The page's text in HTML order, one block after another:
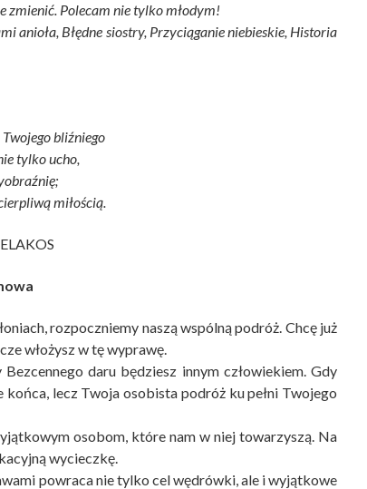
zmienić. Polecam nie tylko młodym!
anioła, Błędne siostry, Przyciąganie niebieskie, Historia
bliźniego
tylko ucho,
miłością.
rozpoczniemy naszą wspólną po­dróż. Chcę już
włożysz w tę wyprawę.
daru będziesz innym człowiekiem. Gdy
lecz Twoja osobista podróż ku pełni Twojego
osobom, które nam w niej towarzyszą. Na
wycieczkę.
powraca nie tylko cel wędrówki, ale i wyjątkowe